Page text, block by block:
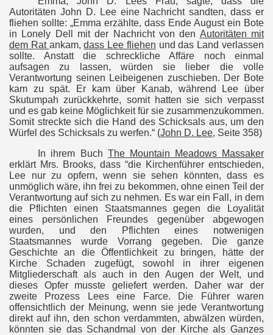
Autoritäten John D. Lee eine Nachricht sandten, dass er
fliehen sollte: „Emma erzählte, dass Ende August ein Bote
in Lonely Dell mit der Nachricht von den Autoritäten mit
dem Rat ankam,dass Lee fliehen und das Land verlassen
sollte. Anstatt die schreckliche Affäre noch einmal
aufsagen zu lassen, würden sie lieber die volle
Verantwortung seinen Leibeigenen zuschieben. Der Bote
kam zu spät. Er kam über Kanab, während Lee über
Skutumpah zurückkehrte, somit hatten sie sich verpasst
und es gab keine Möglichkeit für sie zusammenzukommen.
Somit streckte sich die Hand des Schicksals aus, um den
Würfel des Schicksals zu werfen.“ (John D. Lee, Seite 358)
In ihrem Buch The Mountain Meadows Massaker
erklärt Mrs. Brooks, dass “die Kirchenführer entschieden,
Lee nur zu opfern, wenn sie sehen könnten, dass es
unmöglich wäre, ihn frei zu bekommen, ohne einen Teil der
Verantwortung auf sich zu nehmen. Es war ein Fall, in dem
die Pflichten einen Staatsmannes gegen die Loyalität
eines persönlichen Freundes gegenüber abgewogen
wurden, und den Pflichten eines notwenigen
Staatsmannes wurde Vorrang gegeben. Die ganze
Geschichte an die Öffentlichkeit zu bringen, hätte der
Kirche Schaden zugefügt, sowohl in ihrer eigenen
Mitgliederschaft als auch in den Augen der Welt, und
dieses Opfer musste geliefert werden. Daher war der
zweite Prozess Lees eine Farce. Die Führer waren
offensichtlich der Meinung, wenn sie jede Verantwortung
direkt auf ihn, den schon verdammten, abwälzen würden,
könnten sie das Schandmal von der Kirche als Ganzes